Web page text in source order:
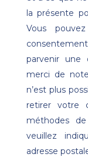
la présente
Vous
parvenir une
merci de
n’est plus
retirer votre
méthodes
veuillez
adresse